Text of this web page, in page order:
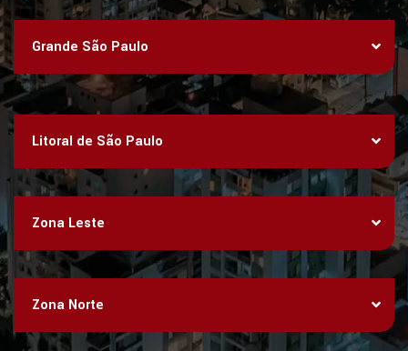
Grande São Paulo
Litoral de São Paulo
Zona Leste
Zona Norte